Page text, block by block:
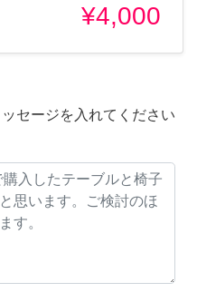
¥4,000
セージを入れてください